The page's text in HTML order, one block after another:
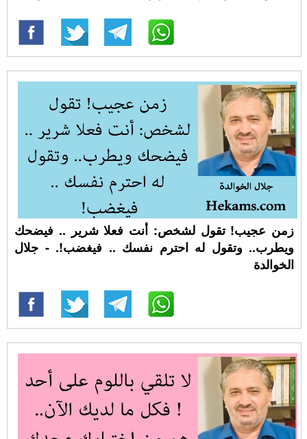
زمن عجيب! تقول لشخص: أنت فعلا شرير .. فيضحك
ويطرب.. وتقول له احترم نفسك .. فيغضب!. - جلال
الخوالدة